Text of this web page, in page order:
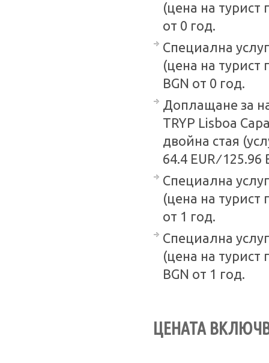
(цена на турист
от 0 год.
Специална
(цена на турист
BGN от 0 год.
Доплащане за
TRYP Lisboa
двойна стая
64.4 EUR ∕
Специална
(цена на турист
от 1 год.
Специална
(цена на турист
BGN от 1 год.
ЦЕНАТА